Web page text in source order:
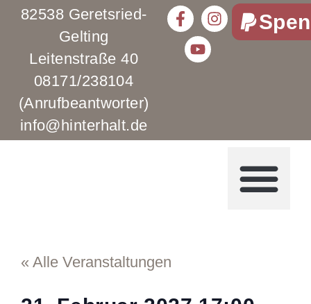
82538 Geretsried-
Gelting
Leitenstraße 40
08171/238104
(Anrufbeantworter)
info@hinterhalt.de
« Alle Veranstaltungen